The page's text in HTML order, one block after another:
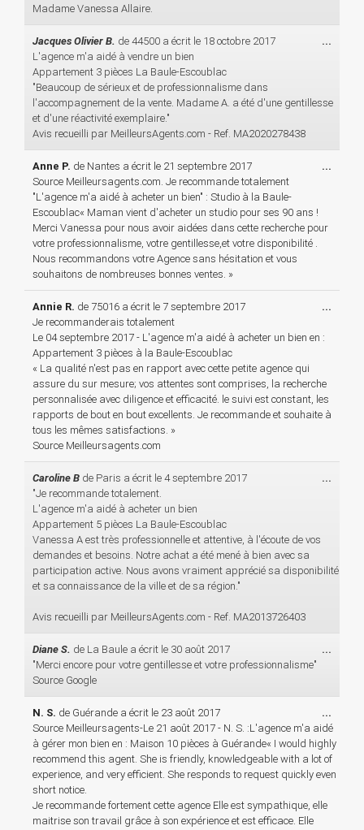
Madame Vanessa Allaire.
Jacques Olivier B. de 44500 a écrit le 18 octobre 2017
L'agence m'a aidé à vendre un bien
Appartement 3 pièces La Baule-Escoublac
"Beaucoup de sérieux et de professionnalisme dans
l'accompagnement de la vente. Madame A. a été d'une gentillesse
et d'une réactivité exemplaire."
Avis recueilli par MeilleursAgents.com - Ref. MA2020278438
...
Anne P. de Nantes a écrit le 21 septembre 2017
Source Meilleursagents.com. Je recommande totalement
"L'agence m'a aidé à acheter un bien" : Studio à la Baule-
Escoublac« Maman vient d'acheter un studio pour ses 90 ans !
Merci Vanessa pour nous avoir aidées dans cette recherche pour
votre professionnalisme, votre gentillesse,et votre disponibilité .
Nous recommandons votre Agence sans hésitation et vous
souhaitons de nombreuses bonnes ventes. »
...
Annie R. de 75016 a écrit le 7 septembre 2017
Je recommanderais totalement
Le 04 septembre 2017 - L'agence m'a aidé à acheter un bien en :
Appartement 3 pièces à la Baule-Escoublac
« La qualité n'est pas en rapport avec cette petite agence qui
assure du sur mesure; vos attentes sont comprises, la recherche
personnalisée avec diligence et efficacité. le suivi est constant, les
rapports de bout en bout excellents. Je recommande et souhaite à
tous les mêmes satisfactions. »
Source Meilleursagents.com
...
Caroline B de Paris a écrit le 4 septembre 2017
"Je recommande totalement.
L'agence m'a aidé à acheter un bien
Appartement 5 pièces La Baule-Escoublac
Vanessa A est très professionnelle et attentive, à l'écoute de vos
demandes et besoins. Notre achat a été mené à bien avec sa
participation active. Nous avons vraiment apprécié sa disponibilité
et sa connaissance de la ville et de sa région."
Avis recueilli par MeilleursAgents.com - Ref. MA2013726403
...
Diane S. de La Baule a écrit le 30 août 2017
"Merci encore pour votre gentillesse et votre professionnalisme"
Source Google
...
méta.
N. S. de Guérande a écrit le 23 août 2017
Source Meilleursagents-Le 21 août 2017 - N. S. :L'agence m'a aidé
à gérer mon bien en : Maison 10 pièces à Guérande« I would highly
recommend this agent. She is friendly, knowledgeable with a lot of
experience, and very efficient. She responds to request quickly even
short notice.
Je recommande fortement cette agence Elle est sympathique, elle
maitrise son travail grâce à son expérience et est efficace. Elle
...
cette
boîte
méta.